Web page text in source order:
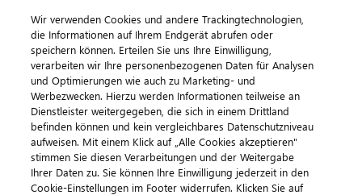
© 2026 DATEV eG
ImpressumDatenschutzAGB Kontakt
Cookie-Einstellungen
Wir verwenden Cookies und andere Trackingtechnologien,
die Informationen auf Ihrem Endgerät abrufen oder
speichern können. Erteilen Sie uns Ihre Einwilligung,
verarbeiten wir Ihre personenbezogenen Daten für Analysen
und Optimierungen wie auch zu Marketing- und
Werbezwecken. Hierzu werden Informationen teilweise an
Dienstleister weitergegeben, die sich in einem Drittland
befinden können und kein vergleichbares Datenschutzniveau
aufweisen. Mit einem Klick auf „Alle Cookies akzeptieren"
stimmen Sie diesen Verarbeitungen und der Weitergabe
Ihrer Daten zu. Sie können Ihre Einwilligung jederzeit in den
Cookie-Einstellungen im Footer widerrufen. Klicken Sie auf